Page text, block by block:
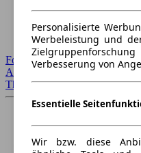
Forum Startseite
Alle Auto-Foren
Themen-Forum
Personalisierte
Werbeleistung und
Verbesserung von
Essentielle
Wir bzw. diese